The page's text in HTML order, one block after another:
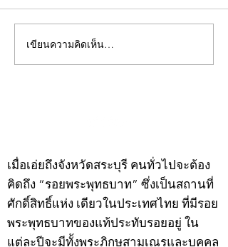
คอลัมน์"จับชีพจรวงการ
พระ"ประจำพุธที่ 29
เขียนความคิดเห็น…
เมื่อเอ่ยถึงจังหวัดสระบุรี คนทั่วไปจะต้อง
คิดถึง “รอยพระพุทธบาท” ซึ่งเป็นสถานที่
ศักดิ์สิทธิ์แห่ง เดียวในประเทศไทย ที่มีรอย
พระพุทธบาทของแท้ประทับรอยอยู่ ใน
แต่ละปีจะมีทั้งพระภิกษุสามเณรและบุคคล